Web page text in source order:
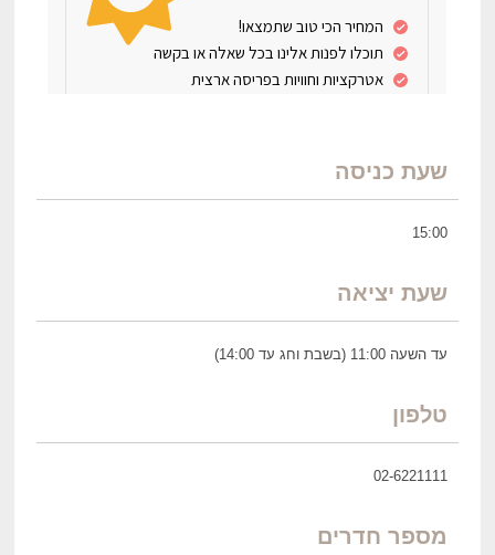
שעת כניסה
15:00
שעת יציאה
עד השעה 11:00 (בשבת וחג עד 14:00)
טלפון
02-6221111
מספר חדרים